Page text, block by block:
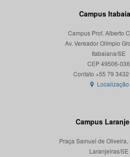
Campus
Campus Prof. Alberto
Av. Vereador Olímpio
Itabaiana/SE
CEP 49506-036
Localização
Campus
Praça Samuel de Oliveira,
Laranjeiras/SE